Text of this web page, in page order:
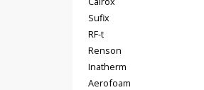
Sufix
RF-t
Renson
Inatherm
Aerofoam